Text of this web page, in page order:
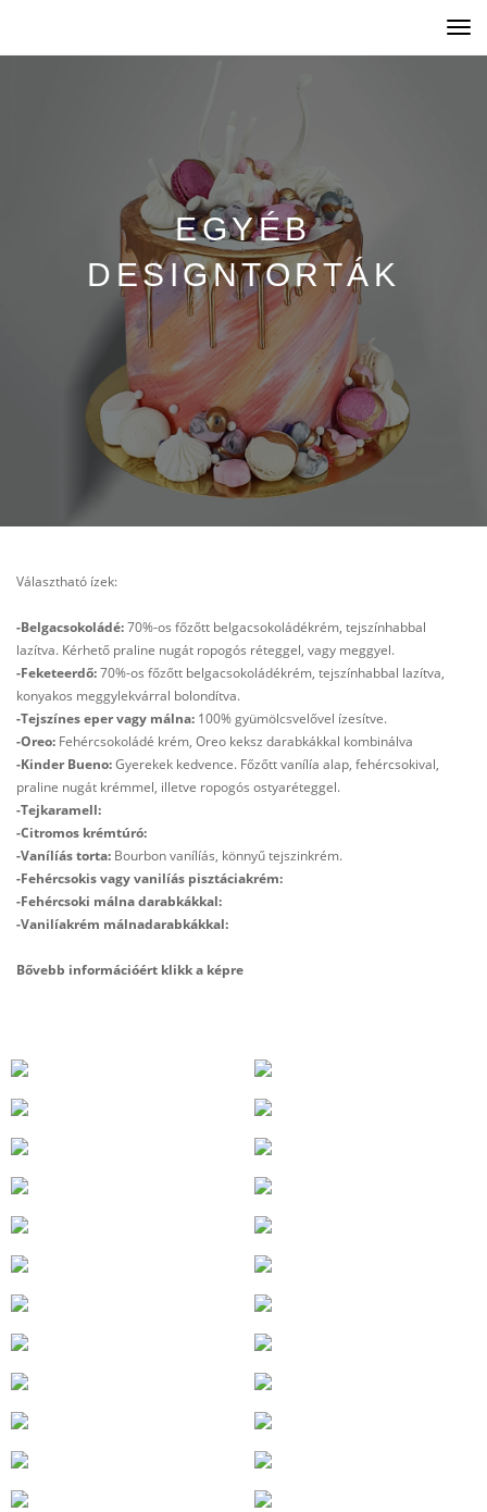
EGYÉB
DESIGNTORTÁK
Választható ízek:
-Belgacsokoládé:70%-os főzőtt belgacsokoládékrém, tejszínhabbal
lazítva. Kérhető praline nugát ropogós réteggel, vagy meggyel.
-Feketeerdő:70%-os főzőtt belgacsokoládékrém, tejszínhabbal lazítva,
konyakos meggylekvárral bolondítva.
-Tejszínes eper vagy málna: 100% gyümölcsvelővel ízesítve.
-Oreo: Fehércsokoládé krém, Oreo keksz darabkákkal kombinálva
-Kinder Bueno:Gyerekek kedvence. Főzőtt vanílía alap, fehércsokival,
praline nugát krémmel, illetve ropogós ostyaréteggel.
-Tejkaramell:
-Citromos krémtúró:
-Vanílíás torta: Bourbon vanílíás, könnyű tejszinkrém.
-Fehércsokis vagy vanilíás pisztáciakrém:
-Fehércsoki málna darabkákkal:
-Vanilíakrém málnadarabkákkal:
Bővebb információért klikk a képre